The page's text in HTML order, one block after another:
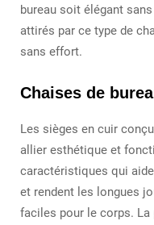
bureau soit élégant
attirés par ce type de
sans effort.
Chaises de
Les sièges en cuir
allier esthétique et
caractéristiques qui
et rendent les longues
faciles pour le corps.